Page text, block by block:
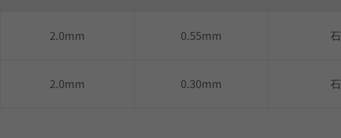
2.0mm 0.55mm 石
2.0mm 0.30mm 石